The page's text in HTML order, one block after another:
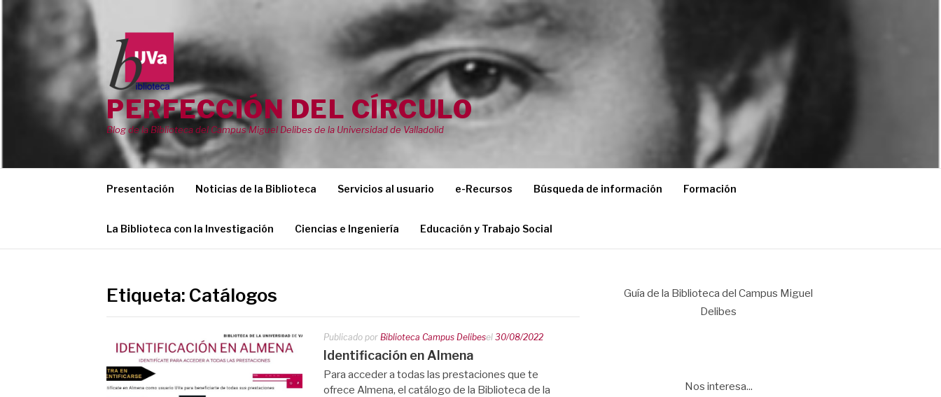
PERFECCIÓN DEL CÍRCULO
Blog de la Biblioteca del Campus Miguel Delibes de la Universidad de Valladolid
Presentación Noticias de la Biblioteca Servicios al usuario e-Recursos Búsqueda de información Formación
La Biblioteca con la Investigación Ciencias e Ingeniería Educación y Trabajo Social
Etiqueta: Catálogos
Publicado por Biblioteca Campus Delibesel 30/08/2022
Identificación en Almena
Para acceder a todas las prestaciones que te
ofrece Almena, el catálogo de la Biblioteca de la
Guía de la Biblioteca del Campus Miguel
Delibes
Nos interesa...